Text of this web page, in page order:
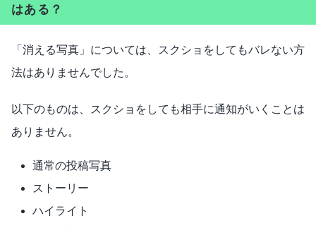
はある？
「消える写真」については、スクショをしてもバレない方
法はありませんでした。
以下のものは、スクショをしても相手に通知がいくことは
ありません。
通常の投稿写真
ストーリー
ハイライト